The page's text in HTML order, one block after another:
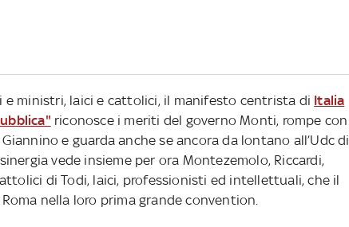
ministri, laici e cattolici, il manifesto centrista di Italia
riconosce i meriti del governo Monti, rompe con
e guarda anche se ancora da lontano all’Udc di
vede insieme per ora Montezemolo, Riccardi,
di Todi, laici, professionisti ed intellettuali, che il
nella loro prima grande convention.